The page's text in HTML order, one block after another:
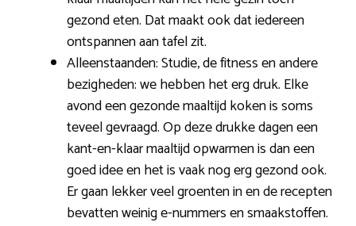
gezond eten. Dat maakt ook dat iedereen
ontspannen aan tafel zit.
Alleenstaanden: Studie, de fitness en andere
bezigheden: we hebben het erg druk. Elke
avond een gezonde maaltijd koken is soms
teveel gevraagd. Op deze drukke dagen een
kant-en-klaar maaltijd opwarmen is dan een
goed idee en het is vaak nog erg gezond ook.
Er gaan lekker veel groenten in en de recepten
bevatten weinig e-nummers en smaakstoffen.